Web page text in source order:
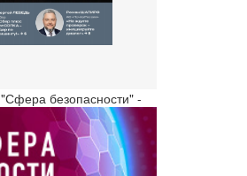
безопасности" -